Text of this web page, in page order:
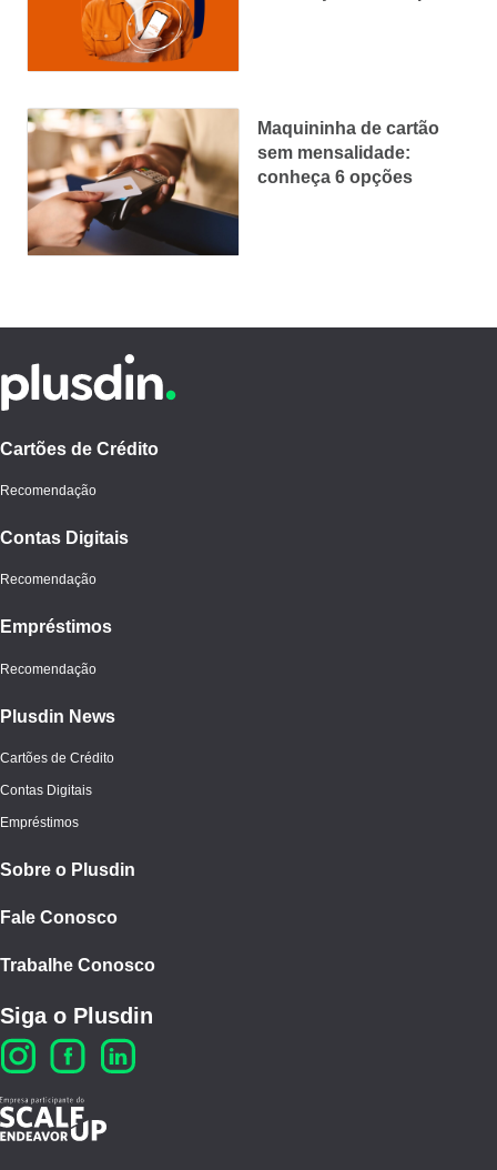
Maquininha de cartão
sem mensalidade:
conheça 6 opções
Cartões de Crédito
Recomendação
Contas Digitais
Recomendação
Empréstimos
Recomendação
Plusdin News
Cartões de Crédito
Contas Digitais
Empréstimos
Sobre o Plusdin
Fale Conosco
Trabalhe Conosco
Siga o Plusdin